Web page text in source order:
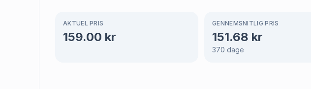
AKTUEL PRIS
159.00 kr
GENNEMSNITLIG PRIS
151.68 kr
370 dage